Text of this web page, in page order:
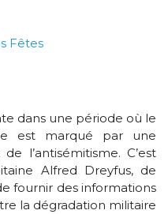
Fêtes
dans une période où le
est marqué par une
l’antisémitisme. C’est
Alfred Dreyfus, de
fournir des informations
la dégradation militaire